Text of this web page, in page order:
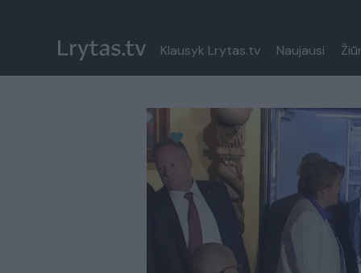
Klausyk Lrytas.tv Naujausi
Paremkite Ukrainą